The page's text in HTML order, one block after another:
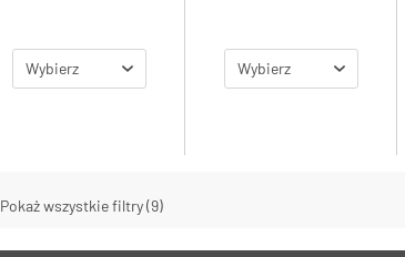
Wybierz Wybierz
Maks. ciśnienie robocze
[bar] (53)
Pokaż wszystkie filtry (9)